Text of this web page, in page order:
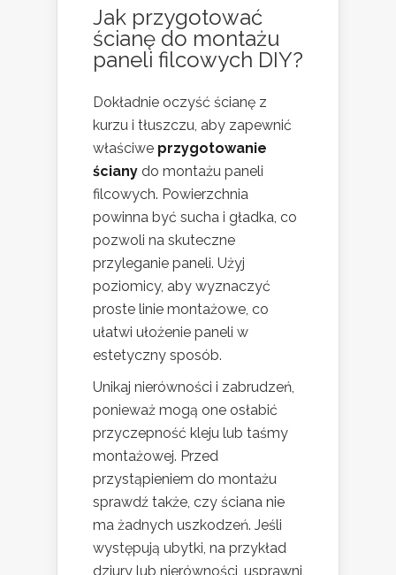
Jak przygotować
ścianę do montażu
paneli filcowych DIY?
Dokładnie oczyść ścianę z
kurzu i tłuszczu, aby zapewnić
właściwe przygotowanie
ściany do montażu paneli
filcowych. Powierzchnia
powinna być sucha i gładka, co
pozwoli na skuteczne
przyleganie paneli. Użyj
poziomicy, aby wyznaczyć
proste linie montażowe, co
ułatwi ułożenie paneli w
estetyczny sposób.
Unikaj nierówności i zabrudzeń,
ponieważ mogą one osłabić
przyczepność kleju lub taśmy
montażowej. Przed
przystąpieniem do montażu
sprawdź także, czy ściana nie
ma żadnych uszkodzeń. Jeśli
występują ubytki, na przykład
dziury lub nierówności, usprawni